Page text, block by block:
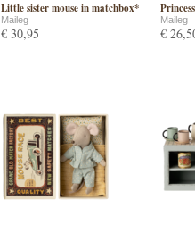
Little sister mouse in matchbox*
Maileg
€ 30,95
Maileg
€